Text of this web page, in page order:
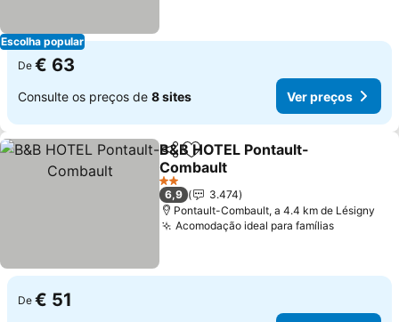
Escolha popular
De € 63
Consulte os preços de 8 sites Ver preços
PartilharAdicionar aos favoritos
B&B HOTEL Pontault-
Combault
Ver preços
2 Estrelas
6,9
3.474
Pontault-Combault, a 4.4 km de Lésigny
Acomodação ideal para famíliasVer
De € 51